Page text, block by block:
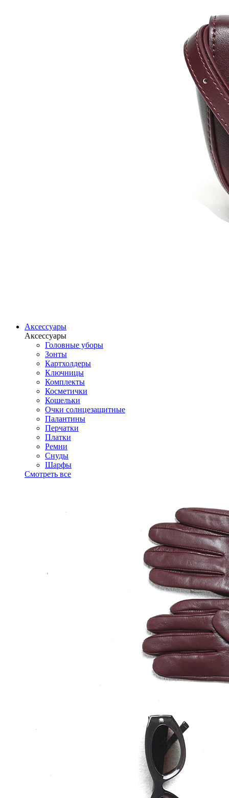
Аксессуары
Аксессуары
Головные уборы
Зонты
Картхолдеры
Ключницы
Комплекты
Косметички
Кошельки
Очки солнцезащитные
Палантины
Перчатки
Платки
Ремни
Снуды
Шарфы
Смотреть все